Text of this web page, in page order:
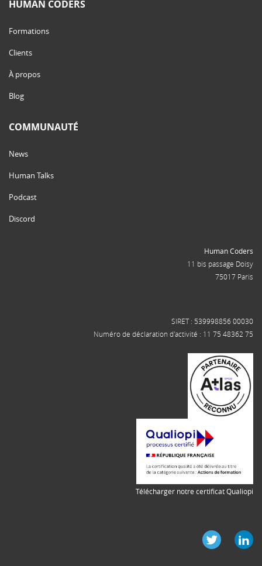
HUMAN CODERS
Formations
Clients
À propos
Blog
COMMUNAUTÉ
News
Human Talks
Podcast
Discord
Human Coders
11 bis passage Doisy
75017 Paris
SIRET : 539998856 00030
Numéro de déclaration d'activité : 11 75 48362 75
Télécharger notre certificat Qualiopi